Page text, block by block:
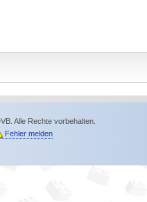
Alle Rechte vorbehalten.
Fehler melden